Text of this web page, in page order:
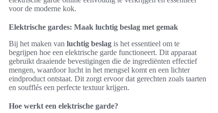
voor de moderne kok.
Elektrische gardes: Maak luchtig beslag met gemak
Bij het maken van luchtig beslag is het essentieel om te
begrijpen hoe een elektrische garde functioneert. Dit apparaat
gebruikt draaiende bevestigingen die de ingrediënten effectief
mengen, waardoor lucht in het mengsel komt en een lichter
eindproduct ontstaat. Dit zorgt ervoor dat gerechten zoals taarten
en soufflés een perfecte textuur krijgen.
Hoe werkt een elektrische garde?